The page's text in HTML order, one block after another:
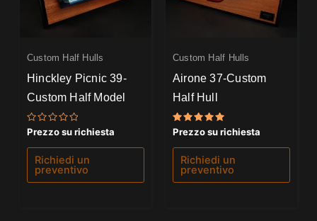
Custom Half Hulls
Hinckley Picnic 39-
Custom Half Model
Valutato
0
su
Prezzo su richiesta
Richiedi un
preventivo
Custom Half Hulls
Airone 37-Custom
Half Hull
Valutato
5.00
su 5
Prezzo su richiesta
Richiedi un
preventivo